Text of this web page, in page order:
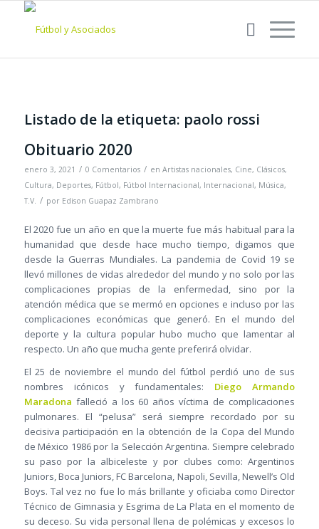
Listado de la etiqueta: paolo rossi
Obituario 2020
enero 3, 2021 / 0 Comentarios / en Artistas nacionales, Cine, Clásicos,
Cultura, Deportes, Fútbol, Fútbol Internacional, Internacional, Música,
T.V. / por Edison Guapaz Zambrano
El 2020 fue un año en que la muerte fue más habitual para la
humanidad que desde hace mucho tiempo, digamos que
desde la Guerras Mundiales. La pandemia de Covid 19 se
llevó millones de vidas alrededor del mundo y no solo por las
complicaciones propias de la enfermedad, sino por la
atención médica que se mermó en opciones e incluso por las
complicaciones económicas que generó. En el mundo del
deporte y la cultura popular hubo mucho que lamentar al
respecto. Un año que mucha gente preferirá olvidar.
El 25 de noviembre el mundo del fútbol perdió uno de sus
nombres icónicos y fundamentales: Diego Armando
Maradona falleció a los 60 años víctima de complicaciones
pulmonares. El “pelusa” será siempre recordado por su
decisiva participación en la obtención de la Copa del Mundo
de México 1986 por la Selección Argentina. Siempre celebrado
su paso por la albiceleste y por clubes como: Argentinos
Juniors, Boca Juniors, FC Barcelona, Napoli, Sevilla, Newell’s Old
Boys. Tal vez no fue lo más brillante y oficiaba como Director
Técnico de Gimnasia y Esgrima de La Plata en el momento de
su deceso. Su vida personal llena de polémicas y excesos lo